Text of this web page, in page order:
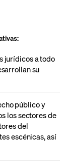
jurídicosa todo
su
público y
los sectores de
del
escénicas, así